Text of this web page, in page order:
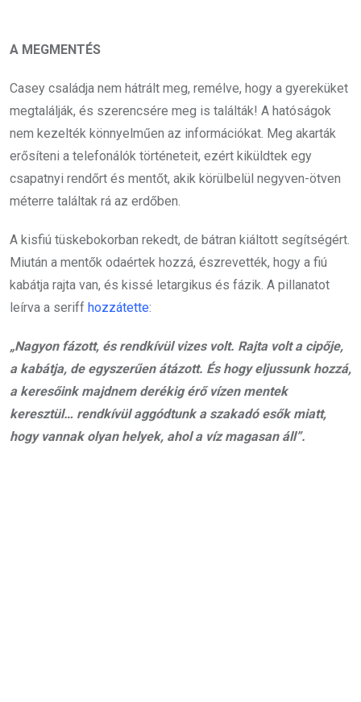
A MEGMENTÉS
Casey családja nem hátrált meg, remélve, hogy a gyereküket
megtalálják, és szerencsére meg is találták! A hatóságok
nem kezelték könnyelműen az információkat. Meg akarták
erősíteni a telefonálók történeteit, ezért kiküldtek egy
csapatnyi rendőrt és mentőt, akik körülbelül negyven-ötven
méterre találtak rá az erdőben.
A kisfiú tüskebokorban rekedt, de bátran kiáltott segítségért.
Miután a mentők odaértek hozzá, észrevették, hogy a fiú
kabátja rajta van, és kissé letargikus és fázik. A pillanatot
leírva a seriff hozzátette:
„Nagyon fázott, és rendkívül vizes volt. Rajta volt a cipője,
a kabátja, de egyszerűen átázott. És hogy eljussunk hozzá,
a keresőink majdnem derékig érő vízen mentek
keresztül… rendkívül aggódtunk a szakadó esők miatt,
hogy vannak olyan helyek, ahol a víz magasan áll”.